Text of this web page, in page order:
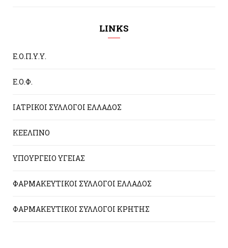
LINKS
Ε.Ο.Π.Υ.Υ.
Ε.Ο.Φ.
ΙΑΤΡΙΚΟΙ ΣΥΛΛΟΓΟΙ ΕΛΛΑΔΟΣ
ΚΕΕΛΠΝΟ
ΥΠΟΥΡΓΕΙΟ ΥΓΕΙΑΣ
ΦΑΡΜΑΚΕΥΤΙΚΟΙ ΣΥΛΛΟΓΟΙ ΕΛΛΑΔΟΣ
ΦΑΡΜΑΚΕΥΤΙΚΟΙ ΣΥΛΛΟΓΟΙ ΚΡΗΤΗΣ